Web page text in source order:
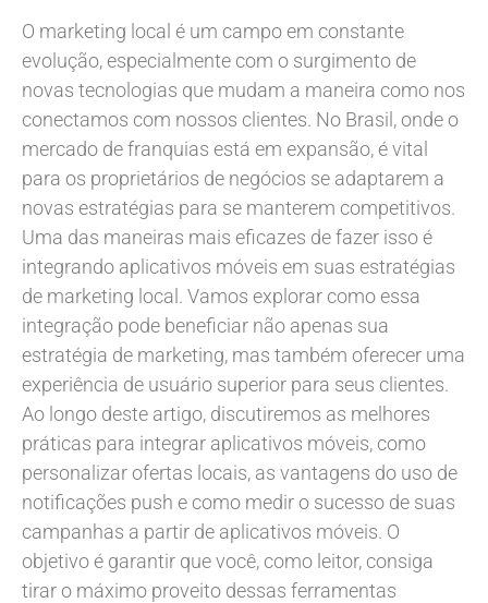
O marketing local é um campo em constante
evolução, especialmente com o surgimento de
novas tecnologias que mudam a maneira como nos
conectamos com nossos clientes. No Brasil, onde o
mercado de franquias está em expansão, é vital
para os proprietários de negócios se adaptarem a
novas estratégias para se manterem competitivos.
Uma das maneiras mais eficazes de fazer isso é
integrando aplicativos móveis em suas estratégias
de marketing local. Vamos explorar como essa
integração pode beneficiar não apenas sua
estratégia de marketing, mas também oferecer uma
experiência de usuário superior para seus clientes.
Ao longo deste artigo, discutiremos as melhores
práticas para integrar aplicativos móveis, como
personalizar ofertas locais, as vantagens do uso de
notificações push e como medir o sucesso de suas
campanhas a partir de aplicativos móveis. O
objetivo é garantir que você, como leitor, consiga
tirar o máximo proveito dessas ferramentas